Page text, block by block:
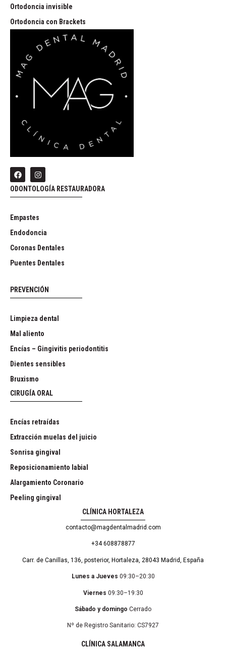
Ortodoncia invisible
Ortodoncia con Brackets
ODONTOLOGÍA RESTAURADORA
Empastes
Endodoncia
Coronas Dentales
Puentes Dentales
PREVENCIÓN
Limpieza dental
Mal aliento
Encías – Gingivitis periodontitis
Dientes sensibles
Bruxismo
CIRUGÍA ORAL
Encías retraídas
Extracción muelas del juicio
Sonrisa gingival
Reposicionamiento labial
Alargamiento Coronario
Peeling gingival
CLÍNICA HORTALEZA
contacto@magdentalmadrid.com
+34 608878877
Carr. de Canillas, 136, posterior, Hortaleza, 28043 Madrid, España
Lunes a Jueves 09:30–20:30
Viernes 09:30–19:30
Sábado y domingo Cerrado
Nº de Registro Sanitario: CS7927
CLÍNICA SALAMANCA